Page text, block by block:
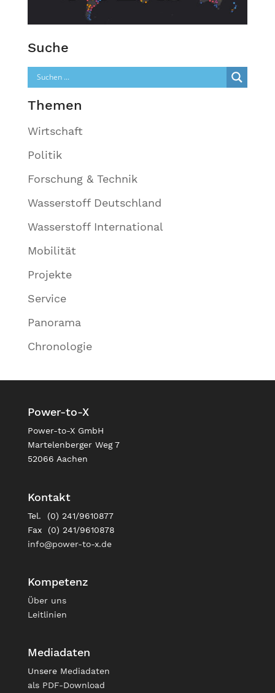
Suche
Themen
Wirtschaft
Politik
Forschung & Technik
Wasserstoff Deutschland
Wasserstoff International
Mobilität
Projekte
Service
Panorama
Chronologie
Power-to-X
Power-to-X GmbH
Martelenberger Weg 7
52066 Aachen
Kontakt
Tel. (0) 241/9610877
Fax (0) 241/9610878
info@power-to-x.de
Kompetenz
Über uns
Leitlinien
Mediadaten
Unsere Mediadaten
als PDF-Download